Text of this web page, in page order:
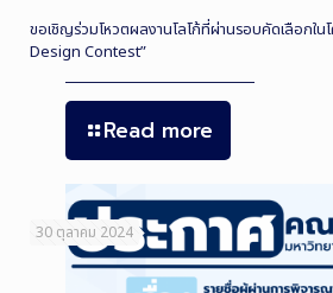
ขอเชิญร่วมโหวตผลงานโลโก้ที่ผ่านรอบคัดเลือกใน
Design Contest”
Read more
30 ตุลาคม 2024